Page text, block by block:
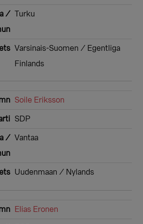
Turku
Varsinais-Suomen / Egentliga
Finlands
Soile Eriksson
SDP
Vantaa
Uudenmaan / Nylands
Elias Eronen